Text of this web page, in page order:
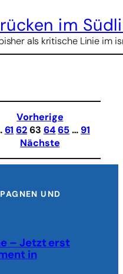
im
als kritische Linie im
Vorherige
61 6263 64 65… 91
Nächste
UND
– Jetzt erst
in